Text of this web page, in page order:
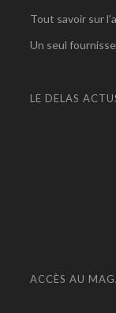
Tout savoir sur
Un seul
LE DELAS
ACCÈS AU